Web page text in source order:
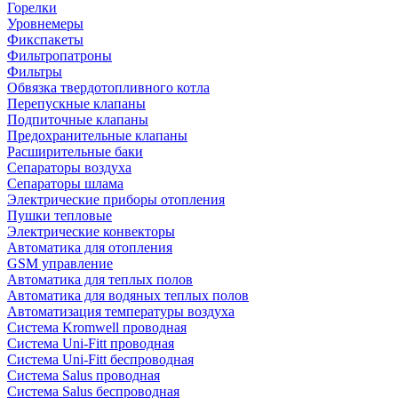
Горелки
Уровнемеры
Фикспакеты
Фильтропатроны
Фильтры
Обвязка твердотопливного котла
Перепускные клапаны
Подпиточные клапаны
Предохранительные клапаны
Расширительные баки
Сепараторы воздуха
Сепараторы шлама
Электрические приборы отопления
Пушки тепловые
Электрические конвекторы
Автоматика для отопления
GSM управление
Автоматика для теплых полов
Автоматика для водяных теплых полов
Автоматизация температуры воздуха
Система Kromwell проводная
Система Uni-Fitt проводная
Система Uni-Fitt беспроводная
Система Salus проводная
Система Salus беспроводная